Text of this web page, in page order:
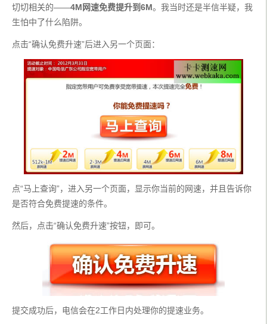
切切相关的——4M网速免费提升到6M。我当时还是半信半疑，我
生怕中了什么陷阱。
点击“确认免费升速”后进入另一个页面：
点“马上查询”，进入另一个页面，显示你当前的网速，并且告诉你
是否符合免费提速的条件。
然后，点击“确认免费升速”按钮，即可。
提交成功后，电信会在2工作日内处理你的提速业务。